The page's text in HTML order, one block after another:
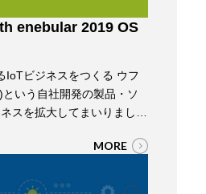
enebular 2019 OS
IoTビジネスをつくる ウフ
いう自社開発の製品・ソ
スを拡大してまいりまし
ントを開催いたします。
たビジネスの可能性がある
MORE